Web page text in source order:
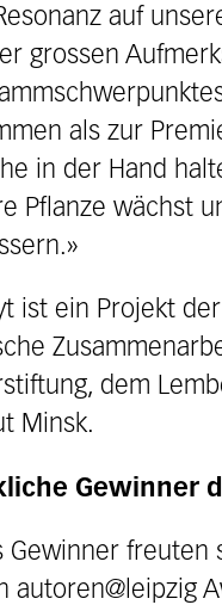
auf
grossen
als zur
in der Hand
Pflanze wächst
ist ein Projekt
dem
Minsk.
Gewinner
Gewinner freuten
autoren@leipzig